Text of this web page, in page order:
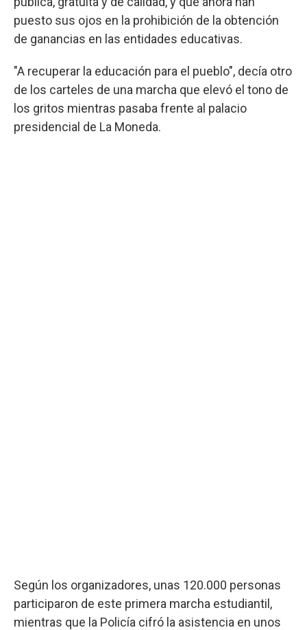
puesto sus ojos en la prohibición de la obtención
de ganancias en las entidades educativas.
"A recuperar la educación para el pueblo", decía otro
de los carteles de una marcha que elevó el tono de
los gritos mientras pasaba frente al palacio
presidencial de La Moneda.
Según los organizadores, unas 120.000 personas
participaron de este primera marcha estudiantil,
mientras que la Policía cifró la asistencia en unos